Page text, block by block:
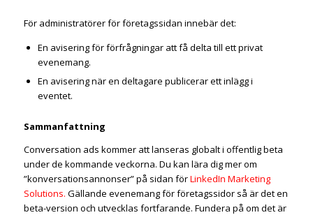
För administratörer för företagssidan innebär det:
En avisering för förfrågningar att få delta till ett privat
evenemang.
En avisering när en deltagare publicerar ett inlägg i
eventet.
Sammanfattning
Conversation ads kommer att lanseras globalt i offentlig beta
under de kommande veckorna. Du kan lära dig mer om
”konversationsannonser” på sidan förLinkedIn Marketing
Solutions. Gällande evenemang för företagssidor så är det en
beta-version och utvecklas fortfarande. Fundera på om det är